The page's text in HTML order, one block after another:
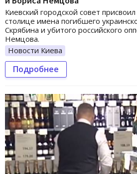
Киевский городской совет
столице имена погибшего
Скрябина и убитого российского
Немцова.
Новости Киева
Подробнее